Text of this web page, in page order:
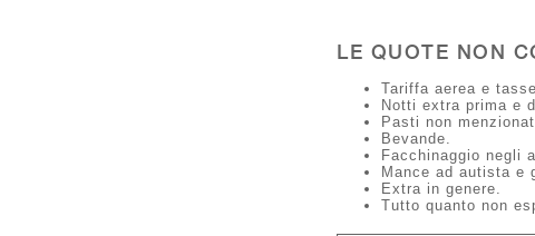
LE QUOTE NON
Tariffa aerea e
Notti extra prima e
Pasti non
Bevande.
Facchinaggio negli
Mance ad autista e
Extra in genere.
Tutto quanto non